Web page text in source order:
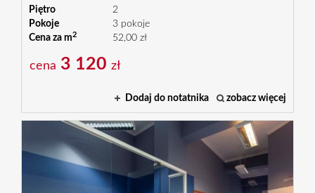
Piętro
2
Pokoje
3 pokoje
Cena za m2 52,00 zł
cena 3 120 zł
Dodaj do notatnika zobacz więcej